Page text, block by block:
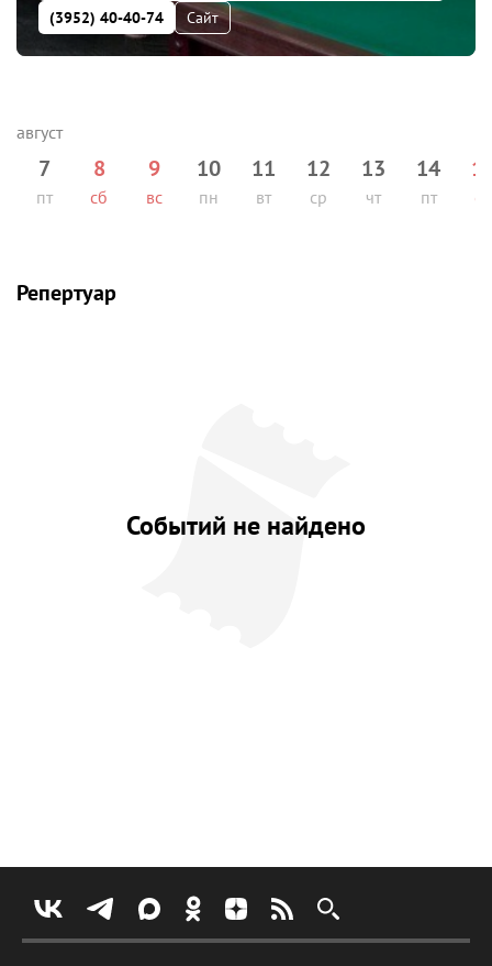
(3952) 40-40-74
Сайт
7
пт
8
сб
9
вс
10
пн
11
вт
12
ср
13
чт
14
пт сб
Репертуар
Событий не найдено